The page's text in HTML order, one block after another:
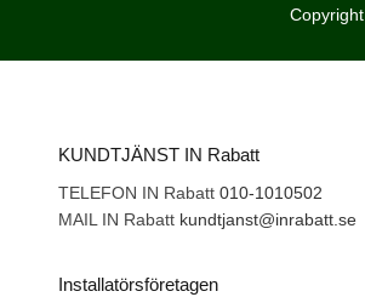
Copyright
KUNDTJÄNST IN Rabatt
TELEFON IN Rabatt 010-1010502
MAIL IN Rabatt kundtjanst@inrabatt.se
Installatörsföretagen